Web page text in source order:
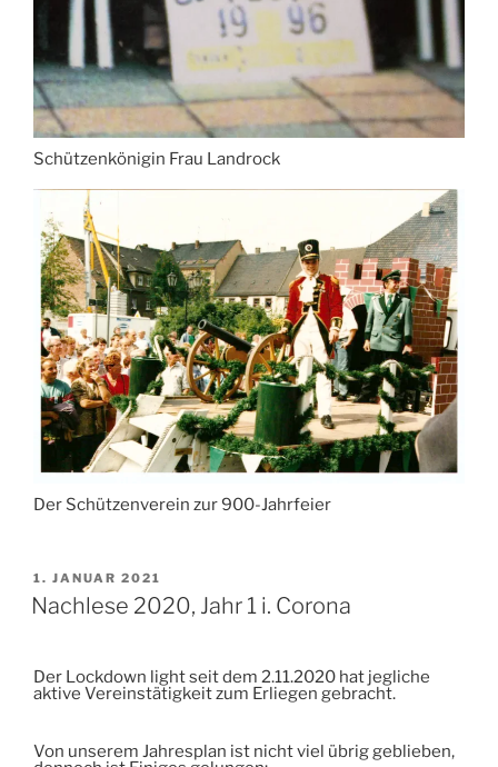
Schützenkönigin Frau Landrock
Der Schützenverein zur 900-Jahrfeier
VERÖFFENTLICHT
AM
1. JANUAR 2021
Nachlese 2020, Jahr 1 i. Corona
Der Lockdown light seit dem 2.11.2020 hat jegliche
aktive Vereinstätigkeit zum Erliegen gebracht.
Von unserem Jahresplan ist nicht viel übrig geblieben,